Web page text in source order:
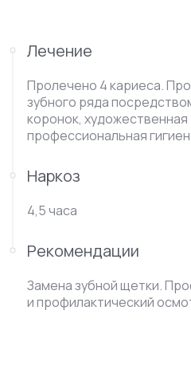
Лечение
Пролечено 4 кариеса.
зубного ряда
коронок,
профессиональная
Наркоз
4,5 часа
Рекомендации
Замена зубной щетки.
и профилактический